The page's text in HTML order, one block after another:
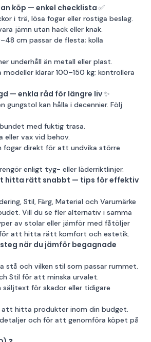
köp — enkel checklista ✅
i trä, lösa fogar eller rostiga beslag.
jämn utan hack eller knak.
cm passar de flesta; kolla
underhåll än metall eller plast.
klarar 100–150 kg; kontrollera
— enkla råd för längre liv ✨
gungstol kan hålla i decennier. Följ
med fuktig trasa.
eller vax vid behov.
fogar direkt för att undvika större
enligt tyg- eller läderriktlinjer.
hitta rätt snabbt — tips för effektiv
Stil, Färg, Material och Varumärke
Vill du se fler alternativ i samma
av stolar eller jämför med fåtöljer
att hitta rätt komfort och estetik.
när du jämför begagnade
stå och vilken stil som passar rummet.
Stil för att minska urvalet.
säljtext för skador eller tidigare
hitta produkter inom din budget.
och för att genomföra köpet på